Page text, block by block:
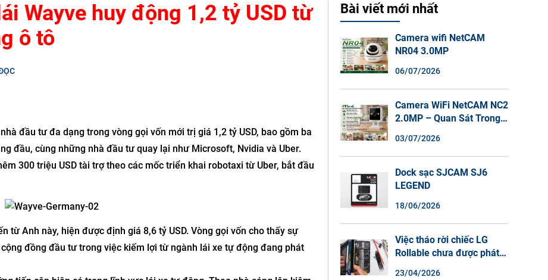
Wayve huy động 1,2 tỷ USD từ
ô tô
đầu tư đa dạng trong vòng gọi vốn mới trị giá 1,2 tỷ USD, bao gồm ba
đầu, cùng những nhà đầu tư quay lại như Microsoft, Nvidia và Uber.
300 triệu USD tài trợ theo các mốc triển khai robotaxi từ Uber, bắt đầu
từ Anh này, hiện được định giá 8,6 tỷ USD. Vòng gọi vốn cho thấy sự
đồng đầu tư trong việc kiếm lợi từ ngành lái xe tự động đang phát
Bài viết mới nhất
Camera wifi NetCAM
NR04 3.0MP
06/07/2026
Camera WiFi NetCAM NC2
2.0MP – Quan Sát Trong
Màu Ban Đêm, Đàm Thoại
2 Chiều
03/07/2026
Dock sạc SJCAM SJ6
LEGEND
18/06/2026
Việc tháo rời chiếc LG
Rollable chưa được phát
23/04/2026